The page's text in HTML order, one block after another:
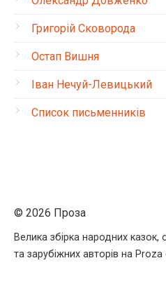
Григорій Сковорода
Остап Вишня
Іван Нечуй-Левицький
Список письменників
© 2026 Проза
Велика збірка народних казок,
та зарубіжних авторів на Proza